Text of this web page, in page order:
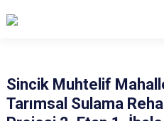
Besni
Sincik Muhtelif
Tarımsal Sulama